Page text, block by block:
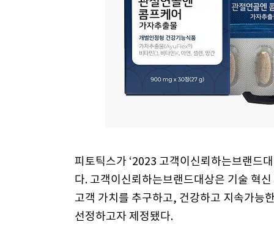
피토틱스가 ‘2023 고객이신뢰하는브랜드
다. 고객이신뢰하는브랜드대상은 기술 혁
고객 가치를 추구하고, 건강하고 지속가능
선정하고자 제정됐다.